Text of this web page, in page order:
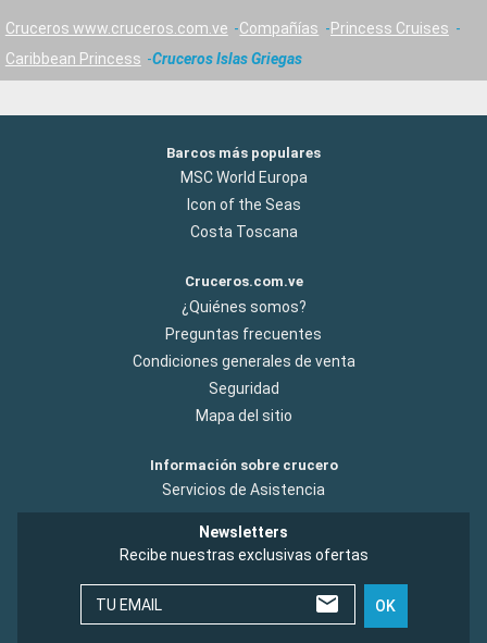
Cruceros www.cruceros.com.ve Compañías
Princess Cruises
Caribbean Princess
Cruceros Islas Griegas
Barcos más populares
MSC World Europa
Icon of the Seas
Costa Toscana
Cruceros.com.ve
¿Quiénes somos?
Preguntas frecuentes
Condiciones generales de venta
Seguridad
Mapa del sitio
Información sobre crucero
Servicios de Asistencia
Newsletters
Recibe nuestras exclusivas ofertas
TU EMAIL OK